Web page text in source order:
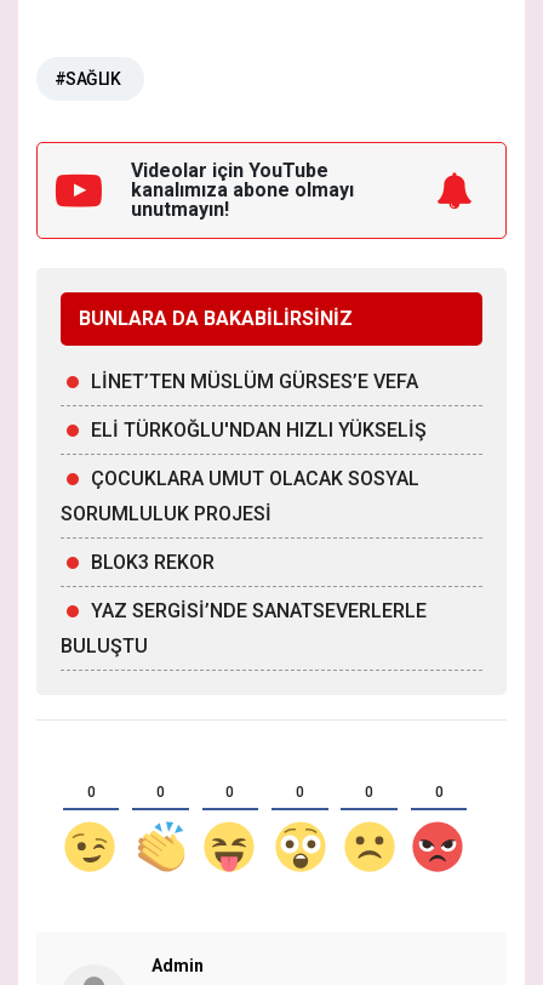
#SAĞLIK
Videolar için YouTube
kanalımıza abone olmayı
unutmayın!
BUNLARA DA BAKABİLİRSİNİZ
LİNET’TEN MÜSLÜM GÜRSES’E VEFA
ELİ TÜRKOĞLU'NDAN HIZLI YÜKSELİŞ
ÇOCUKLARA UMUT OLACAK SOSYAL
SORUMLULUK PROJESİ
BLOK3 REKOR
YAZ SERGİSİ’NDE SANATSEVERLERLE
BULUŞTU
0 0 0 0 0 0
Admin